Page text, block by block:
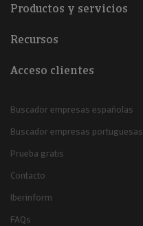
Productos y servicios
Recursos
Acceso clientes
Buscador empresas españolas
Buscador empresas portuguesas
Prueba gratis
Contacto
Iberinform
FAQs